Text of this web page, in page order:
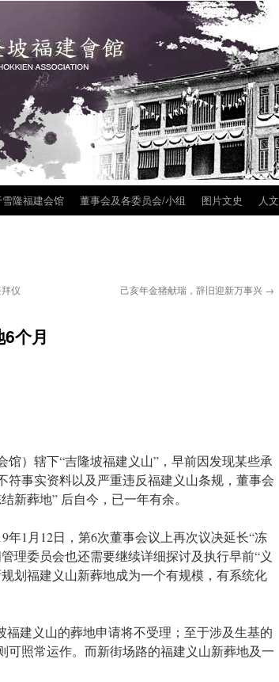
雪隆福建会馆 董事会及各委员会/小组 图片文史 人文
仪
己亥年金猪献瑞，辞旧迎新万事兴 →
个月
）辖下“吉隆坡福建义山”，早前因发现某些承
事实资料以及严重违反福建义山条规，董事会
新葬地” 后自今，已一年有余。
1月12日，第6次董事会议上再次议决延长“冻
理委员会也还需要继续详细探讨及执行早前“义
划福建义山新葬地成为一个有规模，有系统化
建义山的葬地申请将不受理；至于涉及生基的
照常运作。而新街场路的福建义山新葬地及一